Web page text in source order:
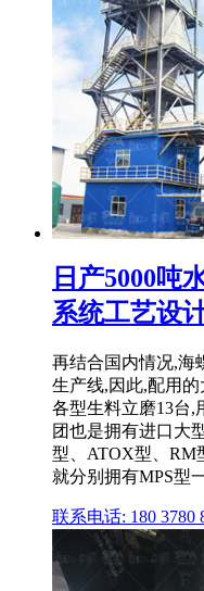
日产5000吨
系统工艺设
再结合国内情况,海
生产线,因此,配用
各型生料立磨13台,
团也是拥有进口大
型、ATOX型、RM
就分别拥有MPS型
联系电话: 180 3780